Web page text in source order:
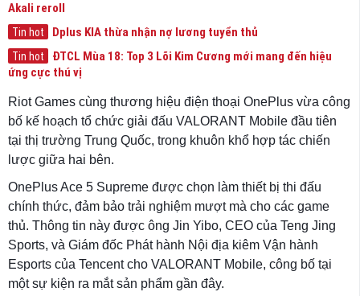
Akali reroll
Tin hot Dplus KIA thừa nhận nợ lương tuyển thủ
Tin hot
ĐTCL Mùa 18: Top 3 Lõi Kim Cương mới mang đến hiệu
ứng cực thú vị
Riot Games cùng thương hiệu điện thoại OnePlus vừa công
bố kế hoạch tổ chức giải đấu VALORANT Mobile đầu tiên
tại thị trường Trung Quốc, trong khuôn khổ hợp tác chiến
lược giữa hai bên.
OnePlus Ace 5 Supreme được chọn làm thiết bị thi đấu
chính thức, đảm bảo trải nghiệm mượt mà cho các game
thủ. Thông tin này được ông Jin Yibo, CEO của Teng Jing
Sports, và Giám đốc Phát hành Nội địa kiêm Vận hành
Esports của Tencent cho VALORANT Mobile, công bố tại
một sự kiện ra mắt sản phẩm gần đây.